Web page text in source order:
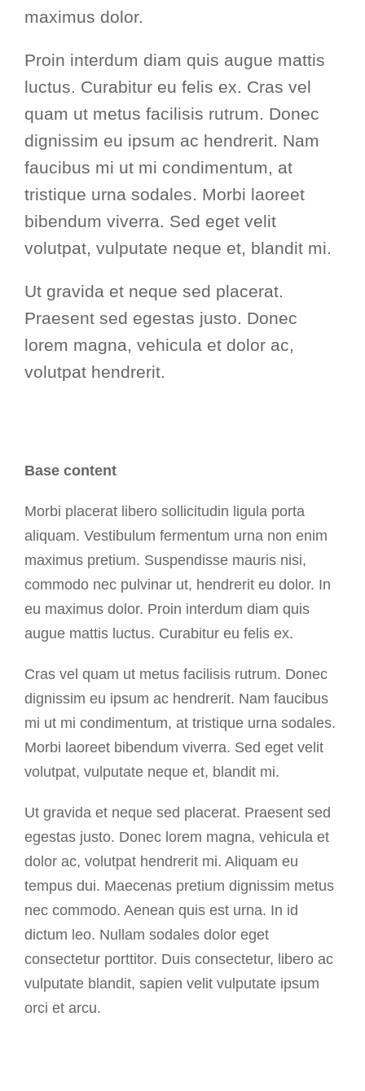
maximus dolor.
Proin interdum diam quis augue mattis
luctus. Curabitur eu felis ex. Cras vel
quam ut metus facilisis rutrum. Donec
dignissim eu ipsum ac hendrerit. Nam
faucibus mi ut mi condimentum, at
tristique urna sodales. Morbi laoreet
bibendum viverra. Sed eget velit
volutpat, vulputate neque et, blandit mi.
Ut gravida et neque sed placerat.
Praesent sed egestas justo. Donec
lorem magna, vehicula et dolor ac,
volutpat hendrerit.
Base content
Morbi placerat libero sollicitudin ligula porta
aliquam. Vestibulum fermentum urna non enim
maximus pretium. Suspendisse mauris nisi,
commodo nec pulvinar ut, hendrerit eu dolor. In
eu maximus dolor. Proin interdum diam quis
augue mattis luctus. Curabitur eu felis ex.
Cras vel quam ut metus facilisis rutrum. Donec
dignissim eu ipsum ac hendrerit. Nam faucibus
mi ut mi condimentum, at tristique urna sodales.
Morbi laoreet bibendum viverra. Sed eget velit
volutpat, vulputate neque et, blandit mi.
Ut gravida et neque sed placerat. Praesent sed
egestas justo. Donec lorem magna, vehicula et
dolor ac, volutpat hendrerit mi. Aliquam eu
tempus dui. Maecenas pretium dignissim metus
nec commodo. Aenean quis est urna. In id
dictum leo. Nullam sodales dolor eget
consectetur porttitor. Duis consectetur, libero ac
vulputate blandit, sapien velit vulputate ipsum
orci et arcu.